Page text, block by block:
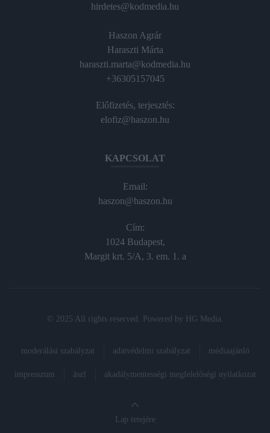
hirdetes@kodmedia.hu
Haszon Agrár
Haraszti Márta
haraszti.marta@kodmedia.hu
+36305157045
Előfizetés, terjesztés:
elofiz@haszon.hu
KAPCSOLAT
Email:
haszon@haszon.hu
Cím:
1024 Budapest,
Margit krt. 5/A, 3. em. 1. a
© 2025 All rights reserved. Powered by HG Media
moderálási szabályzat adatvédelmi szabályzat médiaajánló
impresszum ászf akadálymentességi megfelelőségi nyilatkozat
Lap tetejére